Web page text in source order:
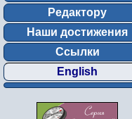
Редактору
Наши достижения
Ссылки
English